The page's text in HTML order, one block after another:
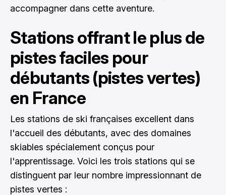
accompagner dans cette aventure.
Stations offrant le plus de
pistes faciles pour
débutants (pistes vertes)
en France
Les stations de ski françaises excellent dans
l'accueil des débutants, avec des domaines
skiables spécialement conçus pour
l'apprentissage. Voici les trois stations qui se
distinguent par leur nombre impressionnant de
pistes vertes :